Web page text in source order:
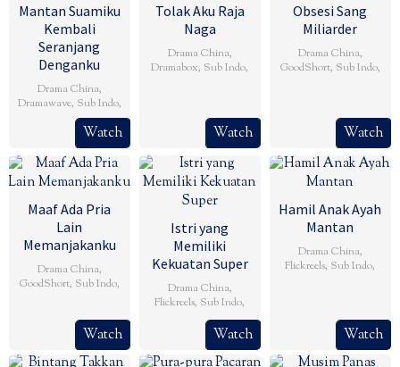
Mantan Suamiku
Kembali
Seranjang
Denganku
Drama China,
Dramawave, Sub Indo,
Watch
Tolak Aku Raja
Naga
Drama China,
Dramabox, Sub Indo,
Watch
Obsesi Sang
Miliarder
Drama China,
GoodShort, Sub Indo,
Watch
Maaf Ada Pria
Lain
Memanjakanku
Drama China,
GoodShort, Sub Indo,
Watch
Istri yang
Memiliki
Kekuatan Super
Drama China,
Flickreels, Sub Indo,
Watch
Hamil Anak Ayah
Mantan
Drama China,
Flickreels, Sub Indo,
Watch